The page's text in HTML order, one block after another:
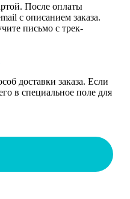
После оплаты
с описанием заказа.
письмо с трек-
доставки заказа. Если
в специальное поле для